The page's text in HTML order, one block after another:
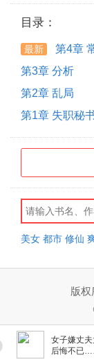
女子嫌丈夫
后悔不已……
目录：
最新
第4章
第3章 分析
第2章 乱局
第1章 失职秘
美女 都市 修仙
版权